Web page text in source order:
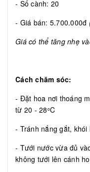
- Số cành: 20
- Giá bán: 5.700.000đ
Giá có thể tăng nhẹ
Cách chăm sóc:
- Đặt hoa nơi thoáng
từ 20 - 28oC
- Tránh nắng gắt,
- Tưới nước vừa đủ
không tưới lên cánh